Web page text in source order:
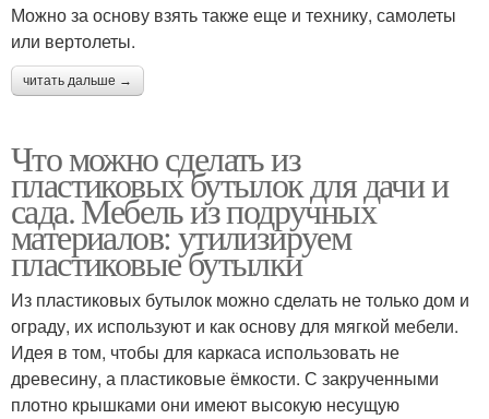
Можно за основу взять также еще и технику, самолеты
или вертолеты.
читать дальше →
Что можно сделать из
пластиковых бутылок для дачи и
сада. Мебель из подручных
материалов: утилизируем
пластиковые бутылки
Из пластиковых бутылок можно сделать не только дом и
ограду, их используют и как основу для мягкой мебели.
Идея в том, чтобы для каркаса использовать не
древесину, а пластиковые ёмкости. С закрученными
плотно крышками они имеют высокую несущую